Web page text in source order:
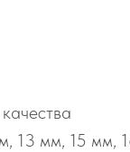
13 мм, 15